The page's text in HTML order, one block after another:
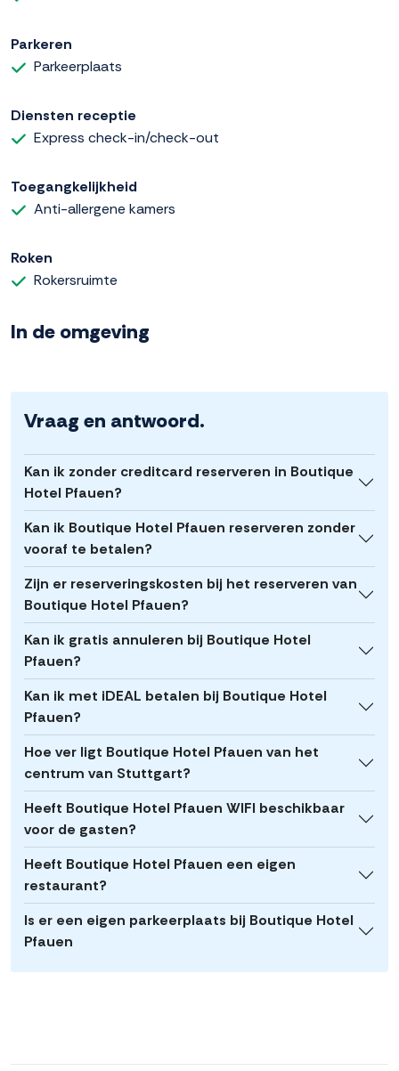
Parkeren
Parkeerplaats
Diensten receptie
Express check-in/check-out
Toegangkelijkheid
Anti-allergene kamers
Roken
Rokersruimte
In de omgeving
Vraag en antwoord.
Kan ik zonder creditcard reserveren in Boutique
Hotel Pfauen?
Kan ik Boutique Hotel Pfauen reserveren zonder
vooraf te betalen?
Zijn er reserveringskosten bij het reserveren van
Boutique Hotel Pfauen?
Kan ik gratis annuleren bij Boutique Hotel
Pfauen?
Kan ik met iDEAL betalen bij Boutique Hotel
Pfauen?
Hoe ver ligt Boutique Hotel Pfauen van het
centrum van Stuttgart?
Heeft Boutique Hotel Pfauen WIFI beschikbaar
voor de gasten?
Heeft Boutique Hotel Pfauen een eigen
restaurant?
Is er een eigen parkeerplaats bij Boutique Hotel
Pfauen